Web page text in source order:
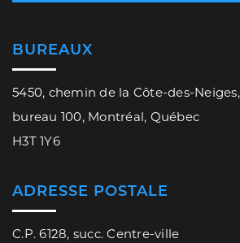
BUREAUX
5450, chemin de la Côte-des-Neiges,
bureau 100, Montréal, Québec
H3T 1Y6
ADRESSE POSTALE
C.P. 6128, succ. Centre-ville